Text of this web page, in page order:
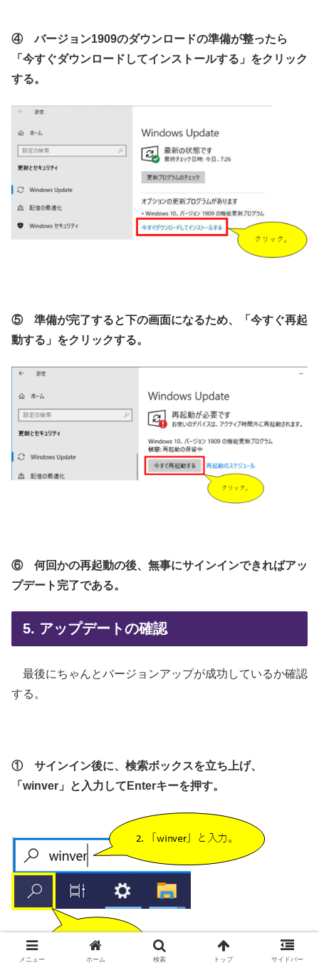
④ バージョン1909のダウンロードの準備が整ったら
「今すぐダウンロードしてインストールする」をクリック
する。
⑤ 準備が完了すると下の画面になるため、「今すぐ再起
動する」をクリックする。
⑥ 何回かの再起動の後、無事にサインインできればアッ
プデート完了である。
5. アップデートの確認
最後にちゃんとバージョンアップが成功しているか確認
する。
① サインイン後に、検索ボックスを立ち上げ、
「winver」と入力してEnterキーを押す。
メニュー ホーム 検索 トップ サイドバー